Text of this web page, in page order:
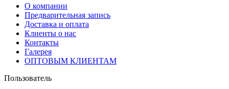
О компании
Предварительная запись
Доставка и оплата
Клиенты о нас
Контакты
Галерея
ОПТОВЫМ КЛИЕНТАМ
Пользователь